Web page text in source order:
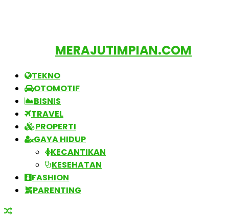
MERAJUTIMPIAN.COM
TEKNO
OTOMOTIF
BISNIS
TRAVEL
PROPERTI
GAYA HIDUP
KECANTIKAN
KESEHATAN
FASHION
PARENTING